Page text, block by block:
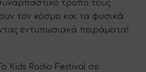
τρόπο τους
τον κόσμο και τα φυσικά
εντυπωσιακά πειράματα!
Kids Radio Festival σε